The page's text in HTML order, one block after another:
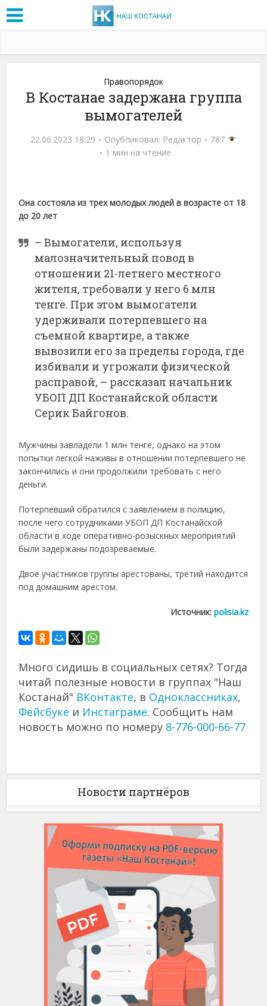
Правопорядок
В Костанае задержана группа
вымогателей
22.06.2023 18:29 Опубликовал: Редактор
787
1 мин на чтение
Она состояла из трех молодых людей в возрасте от 18
до 20 лет
– Вымогатели, используя
малозначительный повод в
отношении 21-летнего местного
жителя, требовали у него 6 млн
тенге. При этом вымогатели
удерживали потерпевшего на
съемной квартире, а также
вывозили его за пределы города, где
избивали и угрожали физической
расправой, – рассказал начальник
УБОП ДП Костанайской области
Серик Байгонов.
Мужчины завладели 1 млн тенге, однако на этом
попытки легкой наживы в отношении потерпевшего не
закончились и они продолжили требовать с него
деньги.
Потерпевший обратился с заявлением в полицию,
после чего сотрудниками УБОП ДП Костанайской
области в ходе оперативно-розыскных мероприятий
были задержаны подозреваемые.
Двое участников группы арестованы, третий находится
под домашним арестом.
Источник: polisia.kz
Много сидишь в социальных сетях? Тогда
читай полезные новости в группах "Наш
Костанай" ВКонтакте, в Одноклассниках,
Фейсбуке и Инстаграме. Сообщить нам
новость можно по номеру 8-776-000-66-77
Новости партнёров